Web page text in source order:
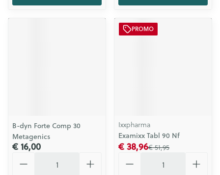
B-dyn Forte Comp 30
Metagenics
€ 16,00
PROMO
Ixxpharma
Examixx Tabl 90 Nf
€ 51,95
€ 38,96